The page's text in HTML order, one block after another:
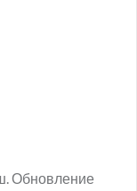
Обновление